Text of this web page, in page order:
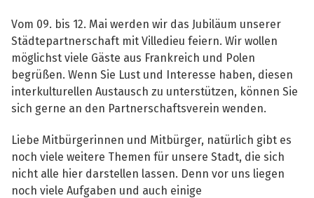
Vom 09. bis 12. Mai werden wir das Jubiläum unserer
Städtepartnerschaft mit Villedieu feiern. Wir wollen
möglichst viele Gäste aus Frankreich und Polen
begrüßen. Wenn Sie Lust und Interesse haben, diesen
interkulturellen Austausch zu unterstützen, können Sie
sich gerne an den Partnerschaftsverein wenden.
Liebe Mitbürgerinnen und Mitbürger, natürlich gibt es
noch viele weitere Themen für unsere Stadt, die sich
nicht alle hier darstellen lassen. Denn vor uns liegen
noch viele Aufgaben und auch einige